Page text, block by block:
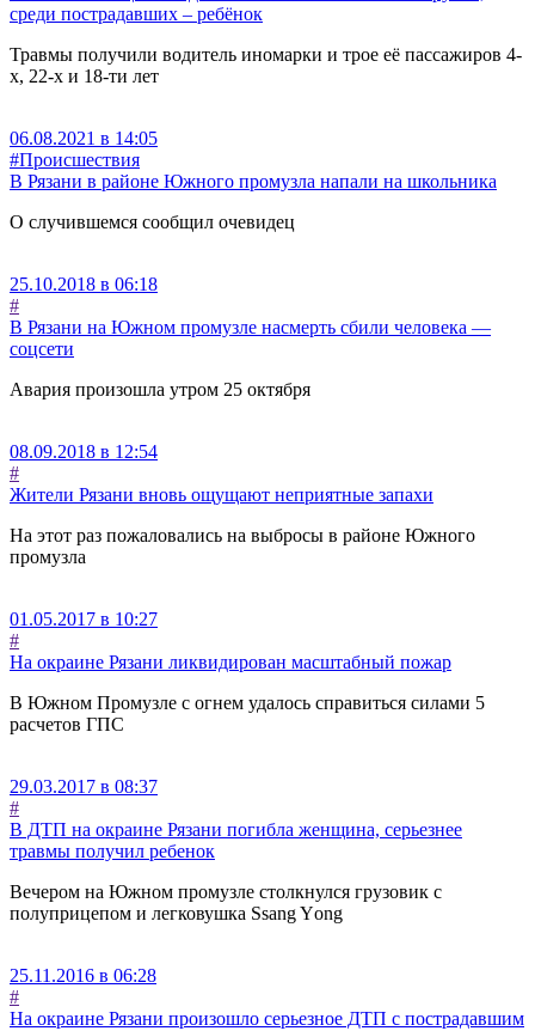
среди пострадавших – ребёнок
Травмы получили водитель иномарки и трое её пассажиров 4-
х, 22-х и 18-ти лет
06.08.2021 в 14:05
#Происшествия
В Рязани в районе Южного промузла напали на школьника
О случившемся сообщил очевидец
25.10.2018 в 06:18
#
В Рязани на Южном промузле насмерть сбили человека —
соцсети
Авария произошла утром 25 октября
08.09.2018 в 12:54
#
Жители Рязани вновь ощущают неприятные запахи
На этот раз пожаловались на выбросы в районе Южного
промузла
01.05.2017 в 10:27
#
На окраине Рязани ликвидирован масштабный пожар
В Южном Промузле с огнем удалось справиться силами 5
расчетов ГПС
29.03.2017 в 08:37
#
В ДТП на окраине Рязани погибла женщина, серьезнее
травмы получил ребенок
Вечером на Южном промузле столкнулся грузовик с
полуприцепом и легковушка Ssаng Yоng
25.11.2016 в 06:28
#
На окраине Рязани произошло серьезное ДТП с пострадавшим